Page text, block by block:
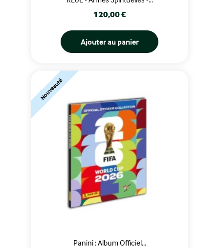
Prix
120,00 €
Ajouter au panier
Panini : Album Officiel...
Nouveauté